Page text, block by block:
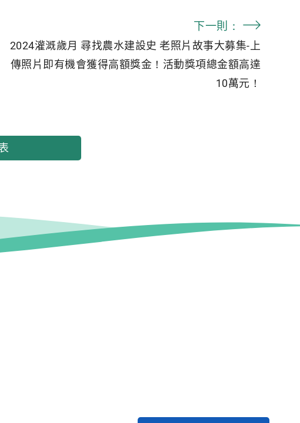
下一則：
2024灌溉歲月 尋找農水建設史 老照片故事大募集-上
傳照片即有機會獲得高額獎金！活動獎項總金額高達
10萬元！